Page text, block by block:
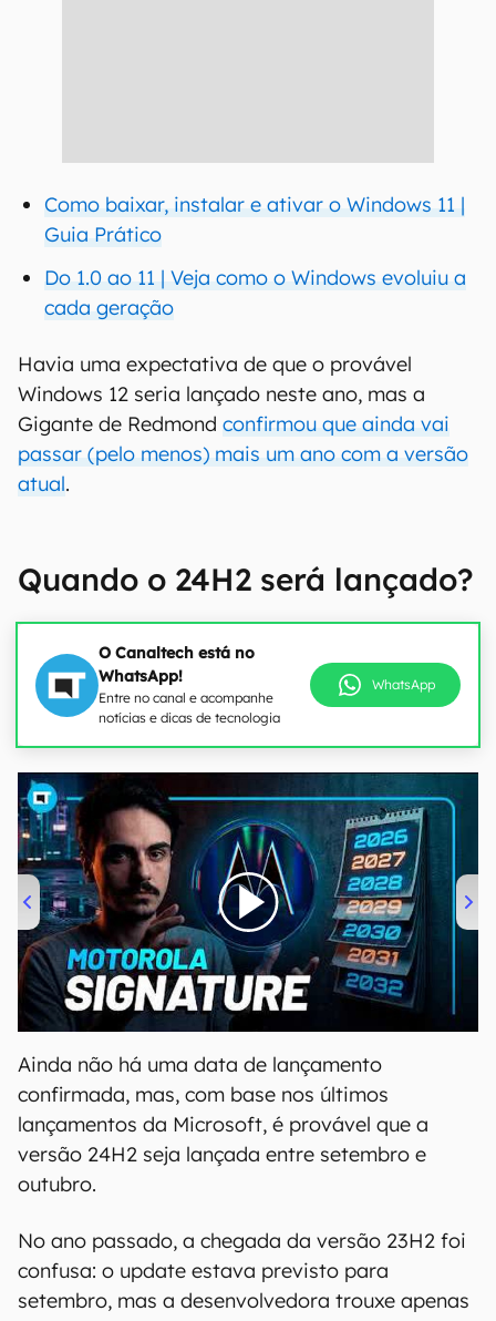
Como baixar, instalar e ativar o Windows 11 |
Guia Prático
Do 1.0 ao 11 | Veja como o Windows evoluiu a
cada geração
Havia uma expectativa de que o provável
Windows 12 seria lançado neste ano, mas a
Gigante de Redmond confirmou que ainda vai
passar (pelo menos) mais um ano com a versão
atual.
Quando o 24H2 será lançado?
O Canaltech está no
WhatsApp!
Entre no canal e acompanhe
notícias e dicas de tecnologia
WhatsApp
00:00/20:46
Ainda não há uma data de lançamento
confirmada, mas, com base nos últimos
lançamentos da Microsoft, é provável que a
versão 24H2 seja lançada entre setembro e
outubro.
No ano passado, a chegada da versão 23H2 foi
confusa: o update estava previsto para
setembro, mas a desenvolvedora trouxe apenas